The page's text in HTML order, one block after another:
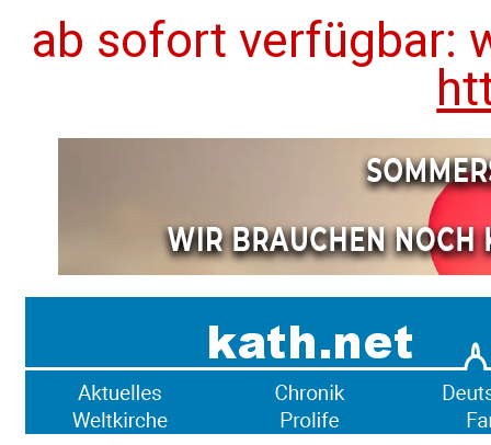
ab sofort verfügbar: